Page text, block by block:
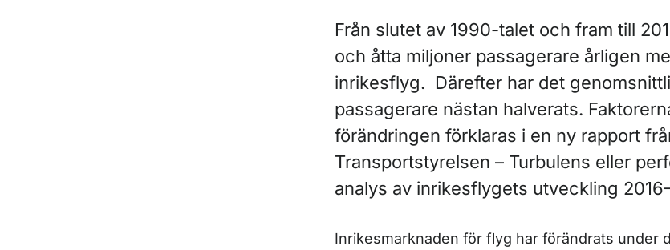
Från slutet av 1990-talet och fram till
och åtta miljoner passagerare årligen
inrikesflyg. Därefter har det
passagerare nästan halverats.
förändringen förklaras i en ny rapport
Transportstyrelsen – Turbulens eller
analys av inrikesflygets utveckling
Inrikesmarknaden för flyg har förändrats under